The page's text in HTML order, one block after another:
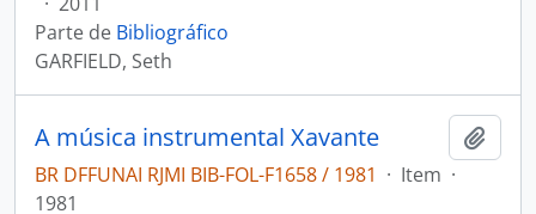
Parte de Bibliográfico
GARFIELD, Seth
A música instrumental Xavante
BR DFFUNAI RJMI BIB-FOL-F1658 / 1981 · Item ·
1981